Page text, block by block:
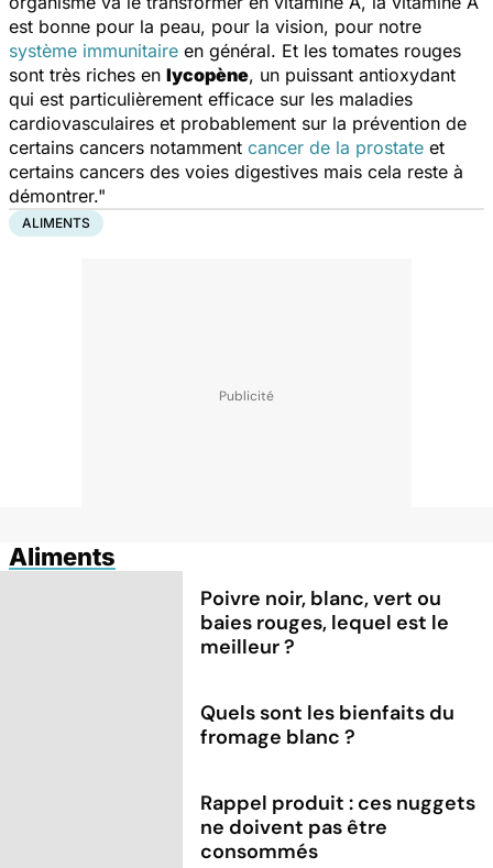
est bonne pour la peau, pour la vision, pour notre
système immunitaire en général. Et les tomates rouges
sont très riches en lycopène, un puissant antioxydant
qui est particulièrement efficace sur les maladies
cardiovasculaires et probablement sur la prévention de
certains cancers notamment cancer de la prostate et
certains cancers des voies digestives mais cela reste à
démontrer."
ALIMENTS
Aliments
Poivre noir, blanc, vert ou
baies rouges, lequel est le
meilleur ?
Quels sont les bienfaits du
fromage blanc ?
Rappel produit : ces nuggets
ne doivent pas être
consommés